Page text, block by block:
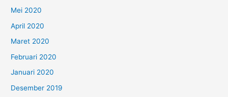
Mei 2020
April 2020
Maret 2020
Februari 2020
Januari 2020
Desember 2019